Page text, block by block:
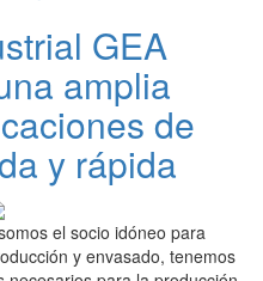
GEA
amplia
de
y rápida
el socio idóneo para
y envasado, tenemos